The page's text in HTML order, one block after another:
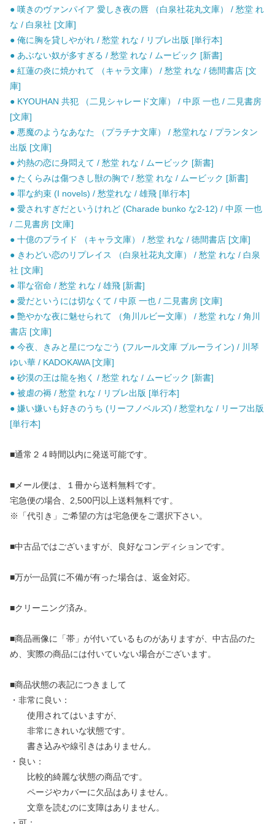
● 嘆きのヴァンパイア 愛しき夜の唇 （白泉社花丸文庫） / 愁堂 れ
な / 白泉社 [文庫]
● 俺に胸を貸しやがれ / 愁堂 れな / リブレ出版 [単行本]
● あぶない奴が多すぎる / 愁堂 れな / ムービック [新書]
● 紅蓮の炎に焼かれて （キャラ文庫） / 愁堂 れな / 徳間書店 [文
庫]
● KYOUHAN 共犯 （二見シャレード文庫） / 中原 一也 / 二見書房
[文庫]
● 悪魔のようなあなた （プラチナ文庫） / 愁堂れな / プランタン
出版 [文庫]
● 灼熱の恋に身悶えて / 愁堂 れな / ムービック [新書]
● たくらみは傷つきし獣の胸で / 愁堂 れな / ムービック [新書]
● 罪な約束 (I novels) / 愁堂れな / 雄飛 [単行本]
● 愛されすぎだというけれど (Charade bunko な2-12) / 中原 一也
/ 二見書房 [文庫]
● 十億のプライド （キャラ文庫） / 愁堂 れな / 徳間書店 [文庫]
● きわどい恋のリプレイス （白泉社花丸文庫） / 愁堂 れな / 白泉
社 [文庫]
● 罪な宿命 / 愁堂 れな / 雄飛 [新書]
● 愛だというには切なくて / 中原 一也 / 二見書房 [文庫]
● 艶やかな夜に魅せられて （角川ルビー文庫） / 愁堂 れな / 角川
書店 [文庫]
● 今夜、きみと星につなごう (フルール文庫 ブルーライン) / 川琴
ゆい華 / KADOKAWA [文庫]
● 砂漠の王は龍を抱く / 愁堂 れな / ムービック [新書]
● 被虐の褥 / 愁堂 れな / リブレ出版 [単行本]
● 嫌い嫌いも好きのうち (リーフノベルズ) / 愁堂れな / リーフ出版
[単行本]
■通常２４時間以内に発送可能です。
■メール便は、１冊から送料無料です。
宅急便の場合、2,500円以上送料無料です。
※「代引き」ご希望の方は宅急便をご選択下さい。
■中古品ではございますが、良好なコンディションです。
■万が一品質に不備が有った場合は、返金対応。
■クリーニング済み。
■商品画像に「帯」が付いているものがありますが、中古品のた
め、実際の商品には付いていない場合がございます。
■商品状態の表記につきまして
・非常に良い：
使用されてはいますが、
非常にきれいな状態です。
書き込みや線引きはありません。
・良い：
比較的綺麗な状態の商品です。
ページやカバーに欠品はありません。
文章を読むのに支障はありません。